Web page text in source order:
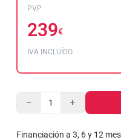
PVP
239€
IVA INCLUÍDO
− +
Financiación a 3, 6 y 12